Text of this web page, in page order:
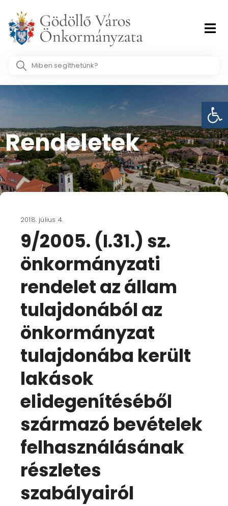
content
Search
Rendeletek
2018. július 4.
9/2005. (I.31.) sz.
önkormányzati
rendelet az állam
tulajdonából az
önkormányzat
tulajdonába került
lakások
elidegenítéséből
származó bevételek
felhasználásának
részletes
szabályairól